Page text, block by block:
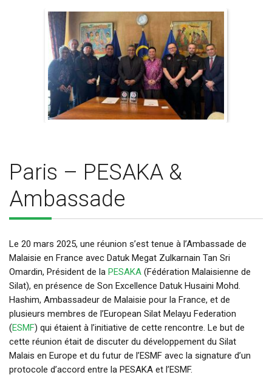
Paris – PESAKA &
Ambassade
Le 20 mars 2025, une réunion s’est tenue à l’Ambassade de
Malaisie en France avec Datuk Megat Zulkarnain Tan Sri
Omardin, Président de la PESAKA (Fédération Malaisienne de
Silat), en présence de Son Excellence Datuk Husaini Mohd.
Hashim, Ambassadeur de Malaisie pour la France, et de
plusieurs membres de l’European Silat Melayu Federation
(ESMF) qui étaient à l’initiative de cette rencontre. Le but de
cette réunion était de discuter du développement du Silat
Malais en Europe et du futur de l’ESMF avec la signature d’un
protocole d’accord entre la PESAKA et l’ESMF.